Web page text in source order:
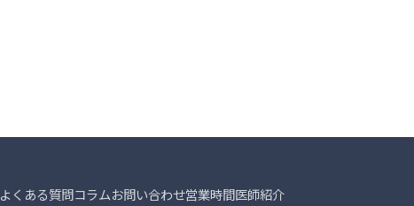
よくある質問コラムお問い合わせ営業時間医師紹介